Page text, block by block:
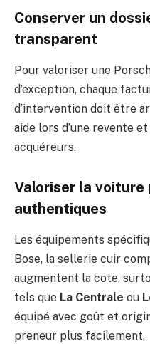
Conserver un
transparent
Pour valoriser une
d’exception, chaque
d’intervention doit être
aide lors d’une revente
acquéreurs.
Valoriser la voiture
authentiques
Les équipements
Bose, la sellerie cuir
augmentent la cote,
tels que La Centrale ou
équipé avec goût et
preneur plus facilement.